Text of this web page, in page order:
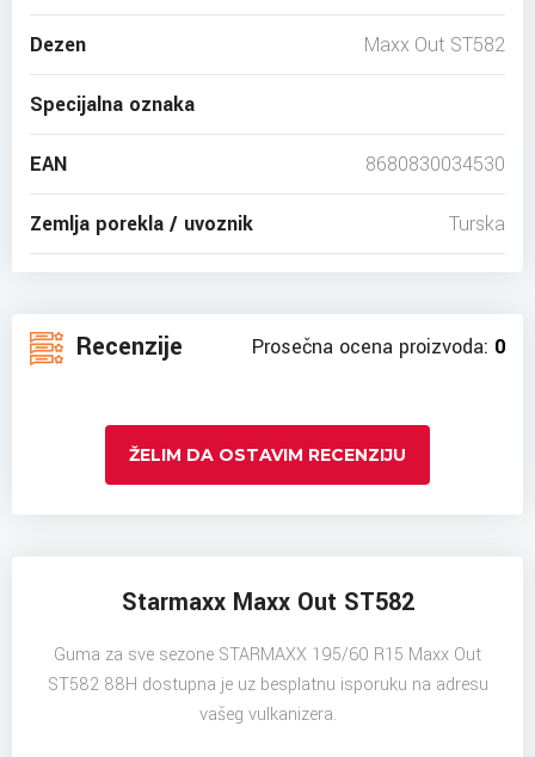
Dezen Maxx Out ST582
Specijalna oznaka
EAN 8680830034530
Zemlja porekla / uvoznik Turska
Recenzije Prosečna ocena proizvoda: 0
ŽELIM DA OSTAVIM RECENZIJU
Starmaxx Maxx Out ST582
Guma za sve sezone STARMAXX 195/60 R15 Maxx Out
ST582 88H dostupna je uz besplatnu isporuku na adresu
vašeg vulkanizera.